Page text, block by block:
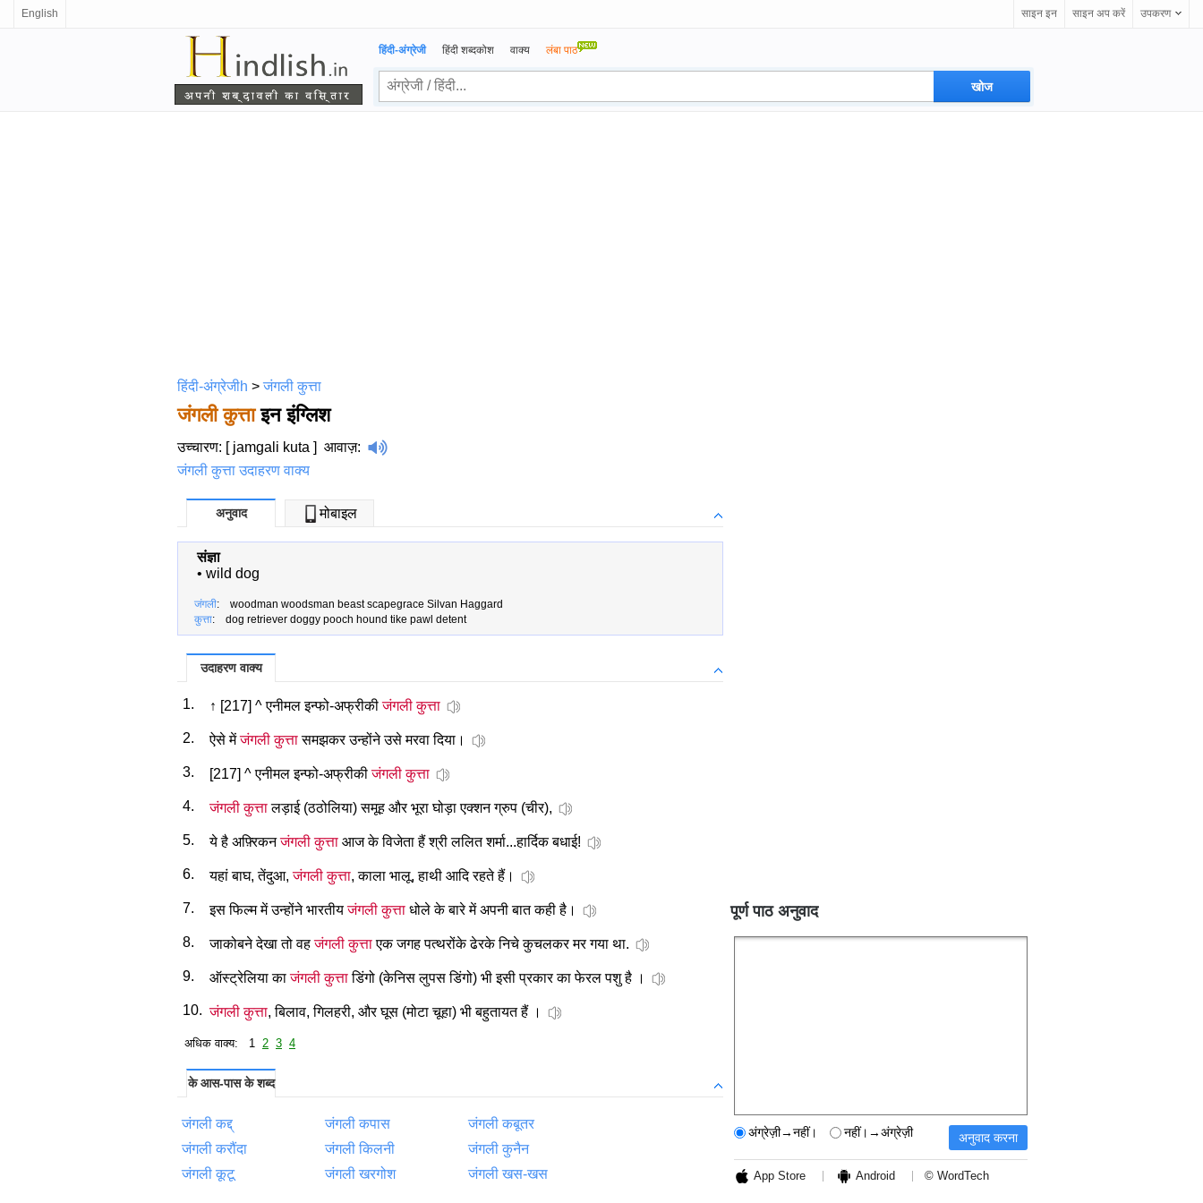
English साइन इन साइन अप करें उपकरण
हिंदी-अंग्रेजी हिंदी शब्दकोश वाक्य लंबा पाठ
हिंदी-अंग्रेजीh >जंगली कुत्ता
जंगली कुत्ताइन इंग्लिश
उच्चारण: [ jamgali kuta ] आवाज़:
जंगली कुत्ता उदाहरण वाक्य
अनुवाद मोबाइल
संज्ञा
• wild dog
जंगली: woodman woodsman beast scapegrace Silvan Haggard
कुत्ता: dog retriever doggy pooch hound tike pawl detent
उदाहरण वाक्य
1. ↑ [217] ^ एनीमल इन्फो-अफ्रीकीजंगली कुत्ता
2. ऐसे मेंजंगली कुत्तासमझकर उन्होंने उसे मरवा दिया।
3. [217] ^ एनीमल इन्फो-अफ्रीकीजंगली कुत्ता
4. जंगली कुत्तालड़ाई (ठठोलिया) समूह और भूरा घोड़ा एक्शन ग्रुप (चीर),
5. ये है अफ़्रिकनजंगली कुत्ता आज के विजेता हैं श्री ललित शर्मा...हार्दिक बधाई!
6. यहां बाघ, तेंदुआ,जंगली कुत्ता, काला भालू, हाथी आदि रहते हैं।
7. इस फिल्म में उन्होंने भारतीयजंगली कुत्ता धोले के बारे में अपनी बात कही है।
8. जाकोबने देखा तो वहजंगली कुत्ताएक जगह पत्थरोंके ढेरके निचे कुचलकर मर गया था.
9. ऑस्ट्रेलिया काजंगली कुत्ताडिंगो (केनिस लुपस डिंगो) भी इसी प्रकार का फेरल पशु है ।
10. जंगली कुत्ता, बिलाव, गिलहरी, और घूस (मोटा चूहा) भी बहुतायत हैं ।
अधिक वाक्य: 1 2 3 4
के आस-पास के शब्द
जंगली कद्द् जंगली कपास
जंगली कबूतर
जंगली करौंदा
जंगली किलनी
जंगली कुनैन
जंगली कूटू
जंगली खरगोश जंगली खस-खस
पूर्ण पाठ अनुवाद
अंग्रेज़ी→नहीं। नहीं।→अंग्रेज़ी
App Store Android © WordTech